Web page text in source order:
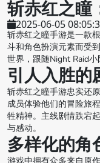
斩赤红之瞳
2025-06-05
斩赤红之瞳手游是一款
斗和角色扮演元素而受
世界，跟随Night Raid小
引人入胜的
斩赤红之瞳手游忠实还
成员体验他们的冒险旅
牲精神。主线剧情跌宕
与感动。
多样化的角